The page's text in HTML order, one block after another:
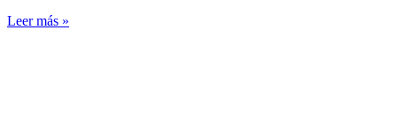
Leer más »